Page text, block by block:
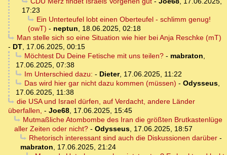
17:23
Ein Unterteufel lobt einen Oberteufel - schlimm genug!
(owT) - neptun, 18.06.2025, 02:18
Man stelle sich so eine Situation wie hier bei Anja Reschke (mT)
- DT, 17.06.2025, 00:15
Möchtest Du Deine Fetische mit uns teilen?- mabraton,
17.06.2025, 07:38
Im Unterschied dazu: - Dieter, 17.06.2025, 11:22
Das wird hier gar nicht dazu kommen (müssen) - Odysseus,
17.06.2025, 11:38
die USA und Israel dürfen, auf Verdacht, andere Länder
überfallen, - Joe68, 17.06.2025, 15:45
Mutmaßliche Atombombe des Iran die größten Brutkastenlüge
aller Zeiten oder nicht? - Odysseus, 17.06.2025, 18:57
Rhetorisch interessant sind auch die Diskussionen darüber-
mabraton, 17.06.2025, 21:24